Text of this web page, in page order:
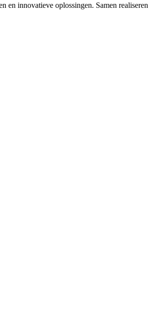
en innovatieve oplossingen. Samen realiseren